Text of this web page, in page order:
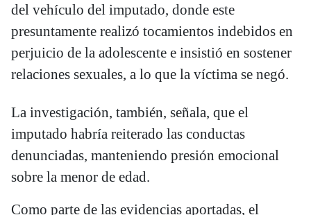
del vehículo del imputado, donde este
presuntamente realizó tocamientos indebidos en
perjuicio de la adolescente e insistió en sostener
relaciones sexuales, a lo que la víctima se negó.
La investigación, también, señala, que el
imputado habría reiterado las conductas
denunciadas, manteniendo presión emocional
sobre la menor de edad.
Como parte de las evidencias aportadas, el